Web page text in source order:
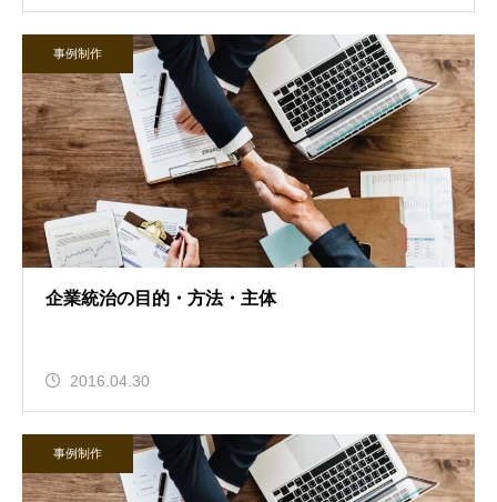
事例制作
企業統治の目的・方法・主体
2016.04.30
事例制作